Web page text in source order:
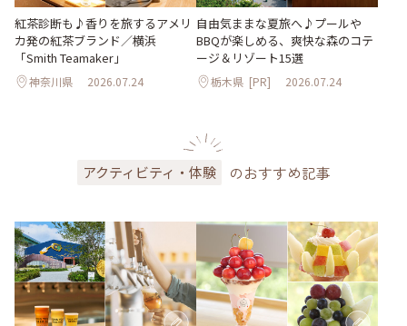
紅茶診断も♪香りを旅するアメリ
カ発の紅茶ブランド／横浜
「Smith Teamaker」
神奈川県 2026.07.24
自由気ままな夏旅へ♪プールや
BBQが楽しめる、爽快な森のコテ
ージ＆リゾート15選
栃木県 [PR] 2026.07.24
アクティビティ・体験 のおすすめ記事